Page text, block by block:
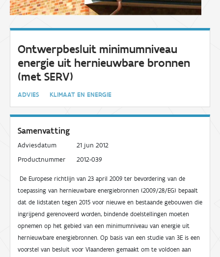
Ontwerpbesluit minimumniveau
energie uit hernieuwbare bronnen
(met SERV)
ADVIES KLIMAAT EN ENERGIE
Samenvatting
Adviesdatum
21 jun 2012
Productnummer
2012-039
De Europese richtlijn van 23 april 2009 ter bevordering van de
toepassing van hernieuwbare energiebronnen (2009/28/EG) bepaalt
dat de lidstaten tegen 2015 voor nieuwe en bestaande gebouwen die
ingrijpend gerenoveerd worden, bindende doelstellingen moeten
opnemen op het gebied van een minimumniveau van energie uit
hernieuwbare energiebronnen. Op basis van een studie van 3E is een
voorstel van besluit voor Vlaanderen gemaakt om te voldoen aan